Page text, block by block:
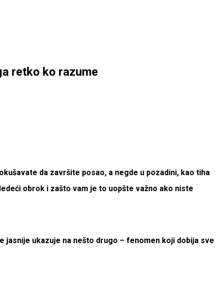
retko ko razume
da završite posao, a negde u pozadini, kao tiha
obrok i zašto vam je to uopšte važno ako niste
jasnije ukazuje na nešto drugo – fenomen koji dobija sve